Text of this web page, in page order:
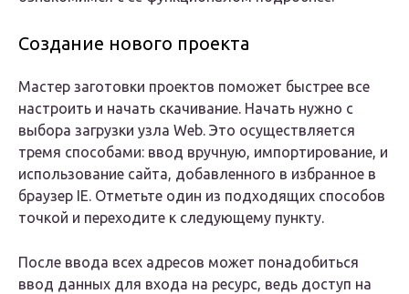
Создание нового проекта
Мастер заготовки проектов поможет быстрее все
настроить и начать скачивание. Начать нужно с
выбора загрузки узла Web. Это осуществляется
тремя способами: ввод вручную, импортирование, и
использование сайта, добавленного в избранное в
браузер IE. Отметьте один из подходящих способов
точкой и переходите к следующему пункту.
После ввода всех адресов может понадобиться
ввод данных для входа на ресурс, ведь доступ на